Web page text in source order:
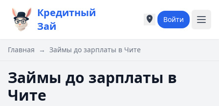
Кредитный
Зай
Города России
Казань
Города России
Казань
Войти
Главная → Займы до зарплаты в Чите
Займы до зарплаты в
Чите